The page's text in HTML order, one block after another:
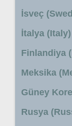
İsveç
İtalya (Italy)
Finlandiya
Meksika
Güney
Rusya